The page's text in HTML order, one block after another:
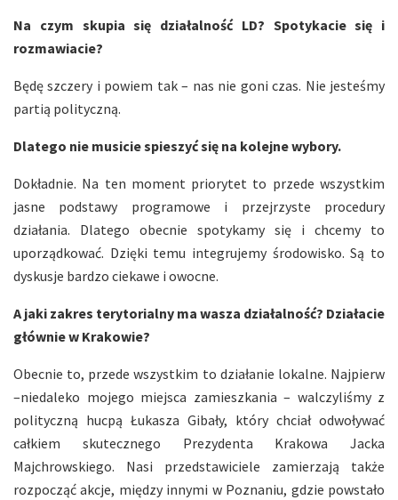
Na czym skupia się działalność LD? Spotykacie się i
rozmawiacie?
Będę szczery i powiem tak – nas nie goni czas. Nie jesteśmy
partią polityczną.
Dlatego nie musicie spieszyć się na kolejne wybory.
Dokładnie. Na ten moment priorytet to przede wszystkim
jasne podstawy programowe i przejrzyste procedury
działania. Dlatego obecnie spotykamy się i chcemy to
uporządkować. Dzięki temu integrujemy środowisko. Są to
dyskusje bardzo ciekawe i owocne.
A jaki zakres terytorialny ma wasza działalność? Działacie
głównie w Krakowie?
Obecnie to, przede wszystkim to działanie lokalne. Najpierw
–niedaleko mojego miejsca zamieszkania – walczyliśmy z
polityczną hucpą Łukasza Gibały, który chciał odwoływać
całkiem skutecznego Prezydenta Krakowa Jacka
Majchrowskiego. Nasi przedstawiciele zamierzają także
rozpocząć akcje, między innymi w Poznaniu, gdzie powstało